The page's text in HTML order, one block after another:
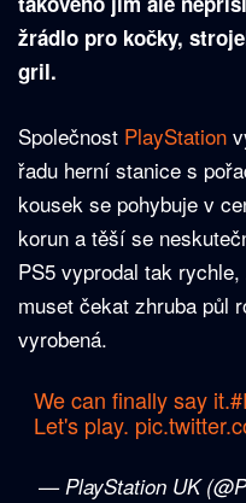
žrádlo pro kočky,
gril.
Společnost PlayStation
řadu herní stanice s
kousek se pohybuje v
korun a těší se
PS5 vyprodal tak
muset čekat zhruba půl
vyrobená.
We can finally say it.
Let's play.
— PlayStation UK